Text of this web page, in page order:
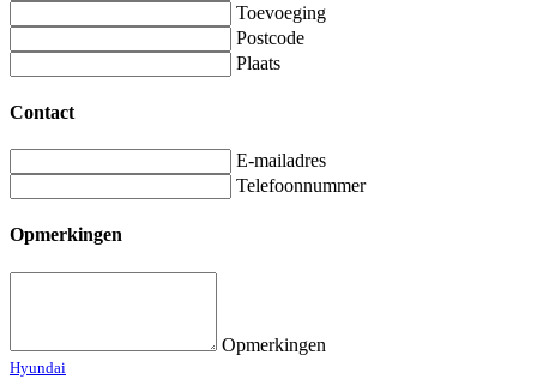
Toevoeging
Postcode
Plaats
Contact
E-mailadres
Telefoonnummer
Opmerkingen
Opmerkingen
Hyundai